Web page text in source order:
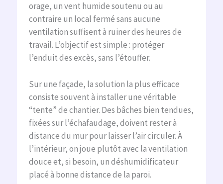
orage, un vent humide soutenu ou au
contraire un local fermé sans aucune
ventilation suffisent à ruiner des heures de
travail. L’objectif est simple : protéger
l’enduit des excès, sans l’étouffer.
Sur une façade, la solution la plus efficace
consiste souvent à installer une véritable
“tente” de chantier. Des bâches bien tendues,
fixées sur l’échafaudage, doivent rester à
distance du mur pour laisser l’air circuler. À
l’intérieur, on joue plutôt avec la ventilation
douce et, si besoin, un déshumidificateur
placé à bonne distance de la paroi.